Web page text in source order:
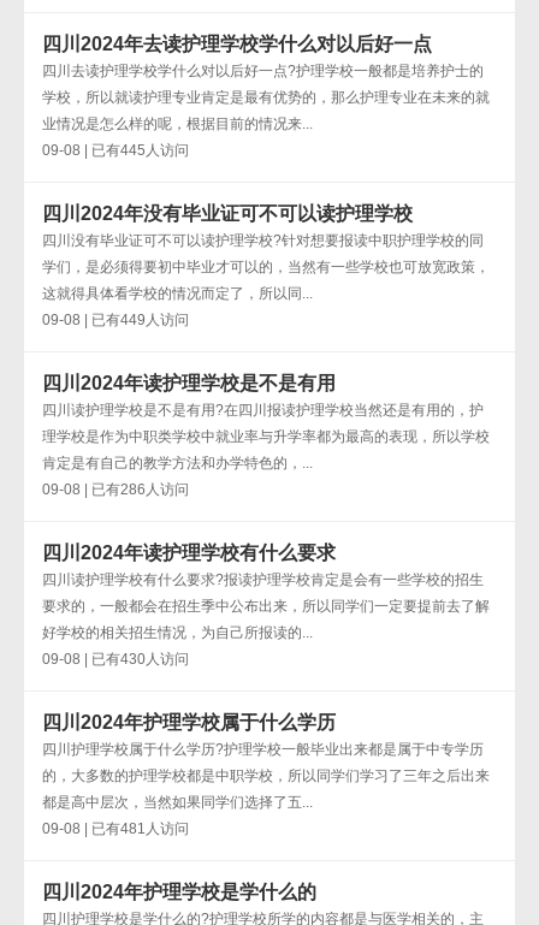
四川2024年去读护理学校学什么对以后好一点
四川去读护理学校学什么对以后好一点?护理学校一般都是培养护士的
学校，所以就读护理专业肯定是最有优势的，那么护理专业在未来的就
业情况是怎么样的呢，根据目前的情况来...
09-08 | 已有445人访问
四川2024年没有毕业证可不可以读护理学校
四川没有毕业证可不可以读护理学校?针对想要报读中职护理学校的同
学们，是必须得要初中毕业才可以的，当然有一些学校也可放宽政策，
这就得具体看学校的情况而定了，所以同...
09-08 | 已有449人访问
四川2024年读护理学校是不是有用
四川读护理学校是不是有用?在四川报读护理学校当然还是有用的，护
理学校是作为中职类学校中就业率与升学率都为最高的表现，所以学校
肯定是有自己的教学方法和办学特色的，...
09-08 | 已有286人访问
四川2024年读护理学校有什么要求
四川读护理学校有什么要求?报读护理学校肯定是会有一些学校的招生
要求的，一般都会在招生季中公布出来，所以同学们一定要提前去了解
好学校的相关招生情况，为自己所报读的...
09-08 | 已有430人访问
四川2024年护理学校属于什么学历
四川护理学校属于什么学历?护理学校一般毕业出来都是属于中专学历
的，大多数的护理学校都是中职学校，所以同学们学习了三年之后出来
都是高中层次，当然如果同学们选择了五...
09-08 | 已有481人访问
四川2024年护理学校是学什么的
四川护理学校是学什么的?护理学校所学的内容都是与医学相关的，主